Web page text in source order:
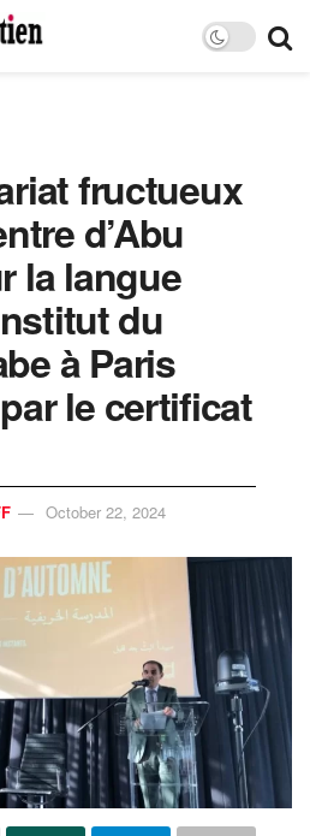
fructueux
d’Abu
la langue
du
à Paris
le certificat
October 22, 2024